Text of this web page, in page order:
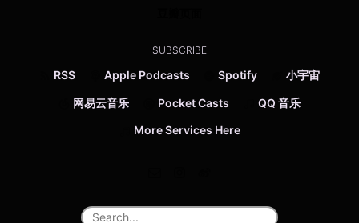
SUBSCRIBE
RSS Apple Podcasts Spotify 小宇宙
网易云音乐 Pocket Casts QQ 音乐
More Services Here